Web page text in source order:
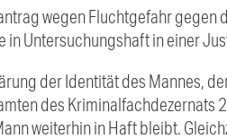
wegen Fluchtgefahr gegen
Untersuchungshaft in einer
der Identität des Mannes,
des Kriminalfachdezernats
weiterhin in Haft bleibt.